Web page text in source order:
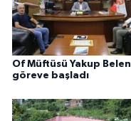
Of Müftüsü Yakup Belen
göreve başladı